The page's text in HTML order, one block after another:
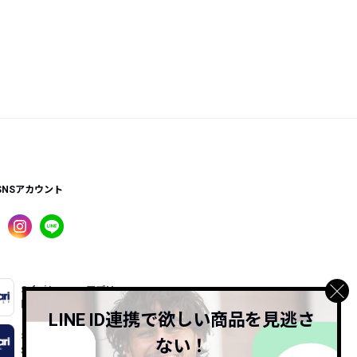
アカウント
Safari Lounge アプリ
限定の機能もあるアプリでサクサクお買い物
Safari Online
Safari公式ウェブマガジン
LINE ID連携で欲しい商品を見逃さ
ない！